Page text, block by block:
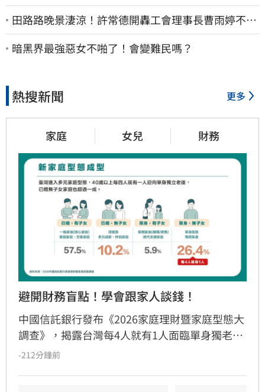
田路路晚景淒涼！許常德開轟工會理事長曹雨婷不忍
了：別只包紅包慰問
暗黑界最強惡女不啪了！會變難民嗎？
熱搜新聞 更多
家庭 女兒 財務
避開財務盲點！學會跟家人談錢！
中國信託銀行發布《2026家庭理財暨家庭型態大
調查》，揭露台灣每4人就有1人面臨單身獨老。
儘管逾七成國人準備退休金，卻因缺乏長照規劃
-212分鐘前